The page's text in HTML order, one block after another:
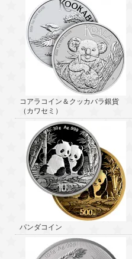
コアラコイン＆クッカバラ銀貨
（カワセミ）
パンダコイン